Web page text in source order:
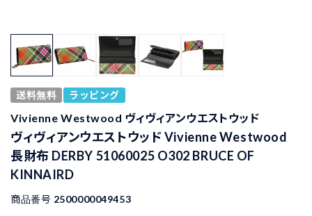
送料無料 ラッピング
Vivienne Westwood ヴィヴィアンウエストウッド
ヴィヴィアンウエストウッド Vivienne Westwood
長財布 DERBY 51060025 O302 BRUCE OF
KINNAIRD
商品番号 2500000049453